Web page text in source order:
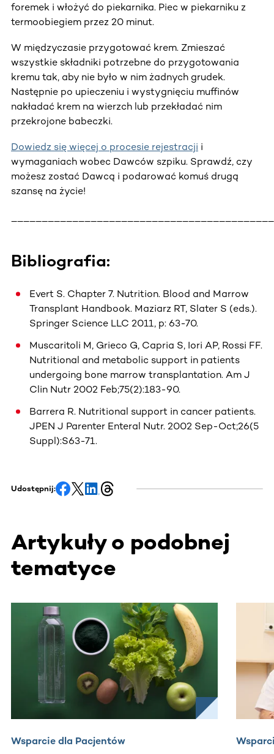
foremek i włożyć do piekarnika. Piec w piekarniku z
termoobiegiem przez 20 minut.
W międzyczasie przygotować krem. Zmieszać
wszystkie składniki potrzebne do przygotowania
kremu tak, aby nie było w nim żadnych grudek.
Następnie po upieczeniu i wystygnięciu muffinów
nakładać krem na wierzch lub przekładać nim
przekrojone babeczki.
Dowiedz się więcej o procesie rejestracji i
wymaganiach wobec Dawców szpiku. Sprawdź, czy
możesz zostać Dawcą i podarować komuś drugą
szansę na życie!
Bibliografia:
Evert S. Chapter 7. Nutrition. Blood and Marrow
Transplant Handbook. Maziarz RT, Slater S (eds.).
Springer Science LLC 2011, p: 63-70.
Muscaritoli M, Grieco G, Capria S, Iori AP, Rossi FF.
Nutritional and metabolic support in patients
undergoing bone marrow transplantation. Am J
Clin Nutr 2002 Feb;75(2):183-90.
Barrera R. Nutritional support in cancer patients.
JPEN J Parenter Enteral Nutr. 2002 Sep-Oct;26(5
Suppl):S63-71.
Udostępnij:
Artykuły o podobnej
tematyce
Ta sekcja zawiera treści przewijane w poziomie. Użyj
Wsparcie dla Pacjentów